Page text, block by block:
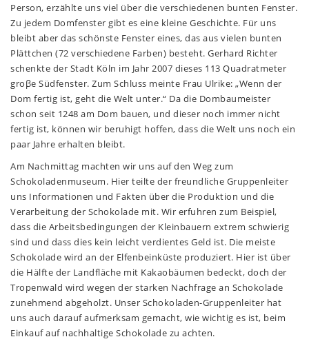
Person, erzählte uns viel über die verschiedenen bunten Fenster.
Zu jedem Domfenster gibt es eine kleine Geschichte. Für uns
bleibt aber das schönste Fenster eines, das aus vielen bunten
Plättchen (72 verschiedene Farben) besteht. Gerhard Richter
schenkte der Stadt Köln im Jahr 2007 dieses 113 Quadratmeter
groβe Südfenster. Zum Schluss meinte Frau Ulrike: „Wenn der
Dom fertig ist, geht die Welt unter.“ Da die Dombaumeister
schon seit 1248 am Dom bauen, und dieser noch immer nicht
fertig ist, können wir beruhigt hoffen, dass die Welt uns noch ein
paar Jahre erhalten bleibt.
Am Nachmittag machten wir uns auf den Weg zum
Schokoladenmuseum. Hier teilte der freundliche Gruppenleiter
uns Informationen und Fakten über die Produktion und die
Verarbeitung der Schokolade mit. Wir erfuhren zum Beispiel,
dass die Arbeitsbedingungen der Kleinbauern extrem schwierig
sind und dass dies kein leicht verdientes Geld ist. Die meiste
Schokolade wird an der Elfenbeinküste produziert. Hier ist über
die Hälfte der Landfläche mit Kakaobäumen bedeckt, doch der
Tropenwald wird wegen der starken Nachfrage an Schokolade
zunehmend abgeholzt. Unser Schokoladen-Gruppenleiter hat
uns auch darauf aufmerksam gemacht, wie wichtig es ist, beim
Einkauf auf nachhaltige Schokolade zu achten.